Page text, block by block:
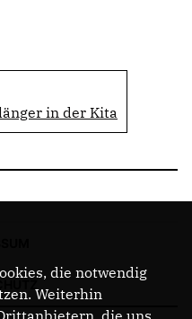
in der Kita
die notwendig
Weiterhin
die uns